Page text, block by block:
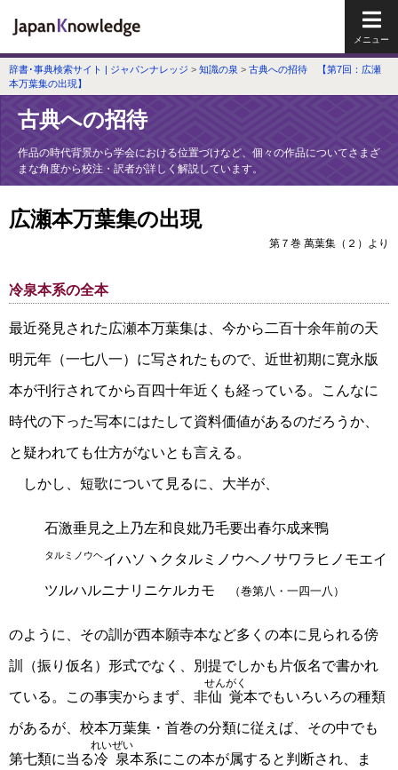
辞書･事典検索サイト | ジャパンナレッジ > 知識の泉 > 古典への招待 【第7回：広瀬
本万葉集の出現】
古典への招待
作品の時代背景から学会における位置づけなど、個々の作品についてさまざ
まな角度から校注・訳者が詳しく解説しています。
広瀬本万葉集の出現
第７巻 萬葉集（２）より
冷泉本系の全本
最近発見された広瀬本万葉集は、今から二百十余年前の天
明元年（一七八一）に写されたもので、近世初期に寛永版
本が刊行されてから百四十年近くも経っている。こんなに
時代の下った写本にはたして資料価値があるのだろうか、
と疑われても仕方がないとも言える。
しかし、短歌について見るに、大半が、
石激垂見之上乃左和良妣乃毛要出春尓成来鴨
タルミノウヘイハソヽクタルミノウヘノサワラヒノモエイ
ツルハルニナリニケルカモ （巻第八・一四一八）
のように、その訓が西本願寺本など多くの本に見られる傍
訓（振り仮名）形式でなく、別提でしかも片仮名で書かれ
ている。この事実からまず、非仙覚
せんがく
本でもいろいろの種類
があるが、校本万葉集・首巻の分類に従えば、その中でも
第七類に当る冷泉
れいぜい
本系にこの本が属すると判断され、ま